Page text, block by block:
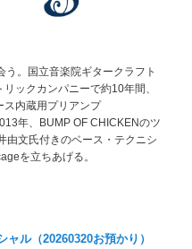
。国立音楽院ギタークラフト
ックカンパニーで約10年間、
ス内蔵用プリアンプ
年、BUMP OF CHICKENのツ
由文氏付きのベース・テクニシ
を立ちあげる。
ル（20260320お預かり）